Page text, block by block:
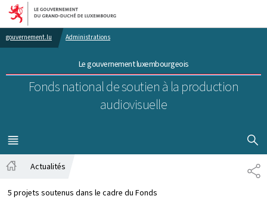
Aller au menu principal
Aller au contenu
gouvernement.lu Administrations
Le gouvernement luxembourgeois
Fonds national de soutien à la production
audiovisuelle
MENU
PRINCIPAL
Actualités
5 projets soutenus dans le cadre du Fonds